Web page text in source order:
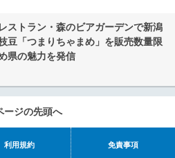
ストラン・森のビアガーデンで新潟
豆「つまりちゃまめ」を販売数量限
県の魅力を発信
ージの先頭へ
利用規約 免責事項